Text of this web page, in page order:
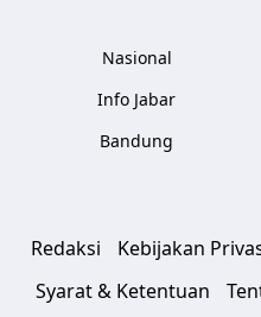
Nasional
Info Jabar
Bandung
Redaksi Kebijakan
Syarat & Ketentuan